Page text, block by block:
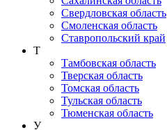
Свердловская область
Смоленская область
Ставропольский край
Т
Тамбовская область
Тверская область
Томская область
Тульская область
Тюменская область
У